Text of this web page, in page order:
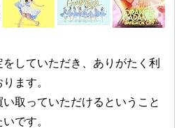
していただき、ありがたく利
ます。
取っていただけるということ
です。